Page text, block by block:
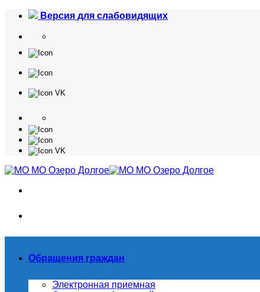
Skip
content
Версия для слабовидящих
Обращения граждан
Электронная приемная